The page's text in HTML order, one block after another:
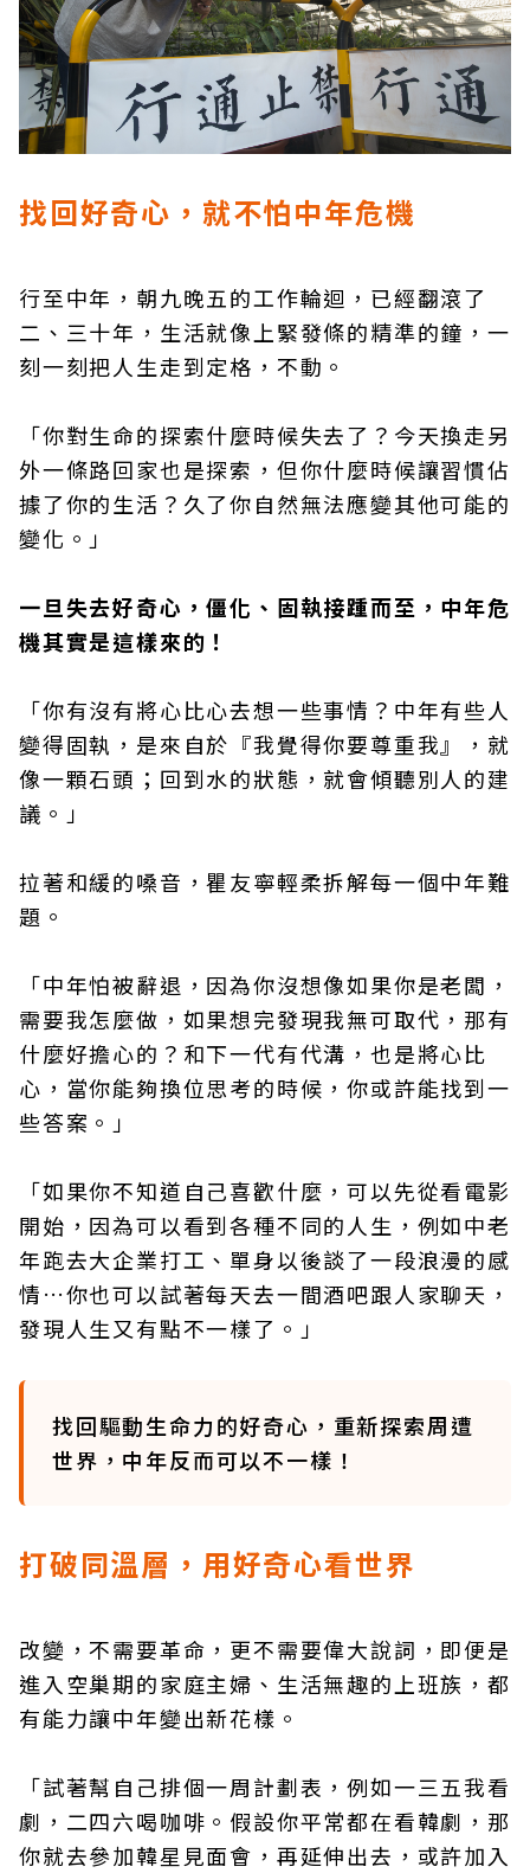
找回好奇心，就不怕中年危機
行至中年，朝九晚五的工作輪迴，已經翻滾了
二、三十年，生活就像上緊發條的精準的鐘，一
刻一刻把人生走到定格，不動。
「你對生命的探索什麼時候失去了？今天換走另
外一條路回家也是探索，但你什麼時候讓習慣佔
據了你的生活？久了你自然無法應變其他可能的
變化。」
一旦失去好奇心，僵化、固執接踵而至，中年危
機其實是這樣來的！
「你有沒有將心比心去想一些事情？中年有些人
變得固執，是來自於『我覺得你要尊重我』，就
像一顆石頭；回到水的狀態，就會傾聽別人的建
議。」
拉著和緩的嗓音，瞿友寧輕柔拆解每一個中年難
題。
「中年怕被辭退，因為你沒想像如果你是老闆，
需要我怎麼做，如果想完發現我無可取代，那有
什麼好擔心的？和下一代有代溝，也是將心比
心，當你能夠換位思考的時候，你或許能找到一
些答案。」
「如果你不知道自己喜歡什麼，可以先從看電影
開始，因為可以看到各種不同的人生，例如中老
年跑去大企業打工、單身以後談了一段浪漫的感
情…你也可以試著每天去一間酒吧跟人家聊天，
發現人生又有點不一樣了。」
找回驅動生命力的好奇心，重新探索周遭
世界，中年反而可以不一樣！
打破同溫層，用好奇心看世界
改變，不需要革命，更不需要偉大說詞，即便是
進入空巢期的家庭主婦、生活無趣的上班族，都
有能力讓中年變出新花樣。
「試著幫自己排個一周計劃表，例如一三五我看
劇，二四六喝咖啡。假設你平常都在看韓劇，那
你就去參加韓星見面會，再延伸出去，或許加入